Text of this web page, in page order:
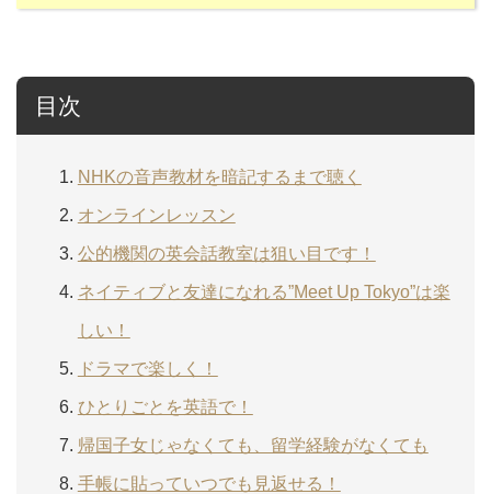
目次
NHKの音声教材を暗記するまで聴く
オンラインレッスン
公的機関の英会話教室は狙い目です！
ネイティブと友達になれる”Meet Up Tokyo”は楽
しい！
ドラマで楽しく！
ひとりごとを英語で！
帰国子女じゃなくても、留学経験がなくても
手帳に貼っていつでも見返せる！